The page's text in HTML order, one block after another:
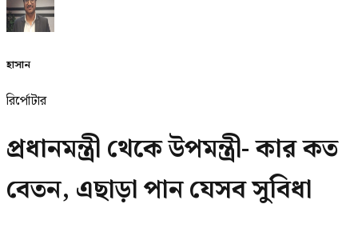
হাসান
রির্পোটার
প্রধানমন্ত্রী থেকে উপমন্ত্রী- কার কত
বেতন, এছাড়া পান যেসব সুবিধা